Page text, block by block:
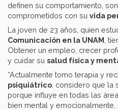
definen su comportamiento,
comprometidos con su vida
La joven de 23 años, quien
Comunicación en la UNAM ,
Obtener un empleo, crecer
y cuidar su salud física y
“Actualmente tomo terapia y
psiquiátrico , considero que
porque influye en todas las
bien mental y